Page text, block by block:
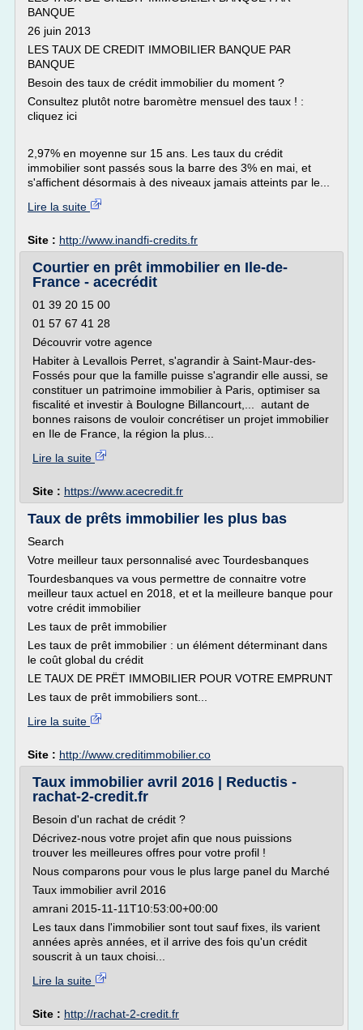
BANQUE
26 juin 2013
LES TAUX DE CREDIT IMMOBILIER BANQUE PAR
BANQUE
Besoin des taux de crédit immobilier du moment ?
Consultez plutôt notre baromètre mensuel des taux ! :
cliquez ici
2,97% en moyenne sur 15 ans. Les taux du crédit
immobilier sont passés sous la barre des 3% en mai, et
s'affichent désormais à des niveaux jamais atteints par le...
Lire la suite
Site : http://www.inandfi-credits.fr
Courtier en prêt immobilier en Ile-de-
France - acecrédit
01 39 20 15 00
01 57 67 41 28
Découvrir votre agence
Habiter à Levallois Perret, s'agrandir à Saint-Maur-des-
Fossés pour que la famille puisse s'agrandir elle aussi, se
constituer un patrimoine immobilier à Paris, optimiser sa
fiscalité et investir à Boulogne Billancourt,... autant de
bonnes raisons de vouloir concrétiser un projet immobilier
en Ile de France, la région la plus...
Lire la suite
Site : https://www.acecredit.fr
Taux de prêts immobilier les plus bas
Search
Votre meilleur taux personnalisé avec Tourdesbanques
Tourdesbanques va vous permettre de connaitre votre
meilleur taux actuel en 2018, et et la meilleure banque pour
votre crédit immobilier
Les taux de prêt immobilier
Les taux de prêt immobilier : un élément déterminant dans
le coût global du crédit
LE TAUX DE PRËT IMMOBILIER POUR VOTRE EMPRUNT
Les taux de prêt immobiliers sont...
Lire la suite
Site : http://www.creditimmobilier.co
Taux immobilier avril 2016 | Reductis -
rachat-2-credit.fr
Besoin d'un rachat de crédit ?
Décrivez-nous votre projet afin que nous puissions
trouver les meilleures offres pour votre profil !
Nous comparons pour vous le plus large panel du Marché
Taux immobilier avril 2016
amrani 2015-11-11T10:53:00+00:00
Les taux dans l'immobilier sont tout sauf fixes, ils varient
années après années, et il arrive des fois qu'un crédit
souscrit à un taux choisi...
Lire la suite
Site : http://rachat-2-credit.fr